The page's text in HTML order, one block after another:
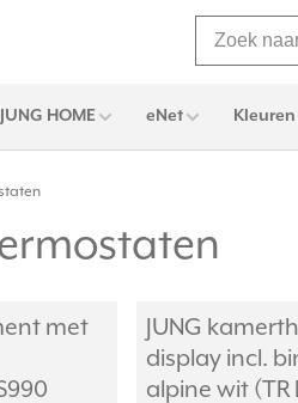
JUNG HOME eNet Kleuren
met
JUNG
display incl.
alpine wit (TR